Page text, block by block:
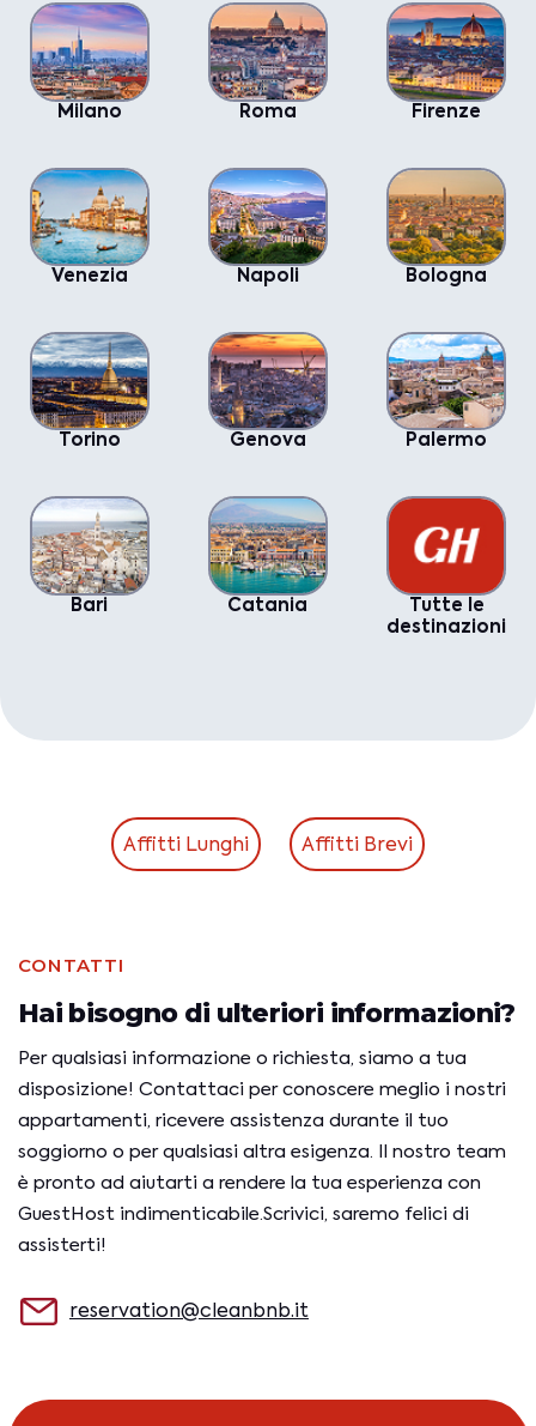
Milano Roma Firenze
Venezia Napoli Bologna
Torino Genova Palermo
Bari Catania
Tutte le
destinazioni
Affitti Lunghi Affitti Brevi
CONTATTI
Hai bisogno di ulteriori informazioni?
Per qualsiasi informazione o richiesta, siamo a tua
disposizione! Contattaci per conoscere meglio i nostri
appartamenti, ricevere assistenza durante il tuo
soggiorno o per qualsiasi altra esigenza. Il
nostro team
è pronto ad aiutarti a rendere la tua esperienza con
GuestHost indimenticabile.Scrivici, saremo felici di
assisterti!
reservation@cleanbnb.it